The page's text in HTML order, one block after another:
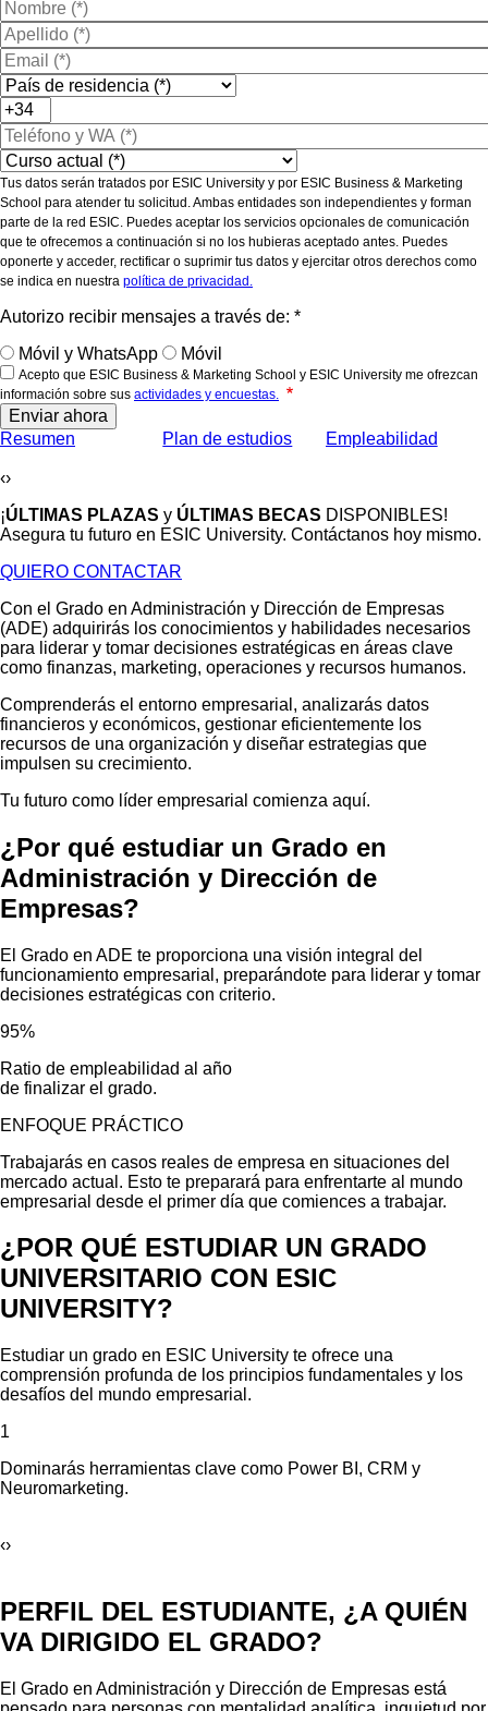
Tus datos serán tratados por ESIC University y por ESIC Business & Marketing
School para atender tu solicitud. Ambas entidades son independientes y forman
parte de la red ESIC. Puedes aceptar los servicios opcionales de comunicación
que te ofrecemos a continuación si no los hubieras aceptado antes. Puedes
oponerte y acceder, rectificar o suprimir tus datos y ejercitar otros derechos como
se indica en nuestra política de privacidad.
Autorizo recibir mensajes a través de: *
Móvil y WhatsApp
Móvil
Acepto que ESIC Business & Marketing School y ESIC University me ofrezcan
información sobre sus actividades y encuestas.
Enviar ahora
Resumen
Plan de estudios Empleabilidad
‹›
¡ÚLTIMAS PLAZAS y ÚLTIMAS BECAS DISPONIBLES!
Asegura tu futuro en ESIC University. Contáctanos hoy mismo.
QUIERO CONTACTAR
Con el Grado en Administración y Dirección de Empresas
(ADE) adquirirás los conocimientos y habilidades necesarios
para liderar y tomar decisiones estratégicas en áreas clave
como finanzas, marketing, operaciones y recursos humanos.
Comprenderás el entorno empresarial, analizarás datos
financieros y económicos, gestionar eficientemente los
recursos de una organización y diseñar estrategias que
impulsen su crecimiento.
Tu futuro como líder empresarial comienza aquí.
¿Por qué estudiar un Grado en
Administración y Dirección de
Empresas?
El Grado en ADE te proporciona una visión integral del
funcionamiento empresarial, preparándote para liderar y tomar
decisiones estratégicas con criterio.
95%
Ratio de empleabilidad al año
de finalizar el grado.
ENFOQUE PRÁCTICO
Trabajarás en casos reales de empresa en situaciones del
mercado actual. Esto te preparará para enfrentarte al mundo
empresarial desde el primer día que comiences a trabajar.
¿POR QUÉ ESTUDIAR UN GRADO
UNIVERSITARIO CON ESIC
UNIVERSITY?
Estudiar un grado en ESIC University te ofrece una
comprensión profunda de los principios fundamentales y los
desafíos del mundo empresarial.
1
Dominarás herramientas clave como Power BI, CRM y
Neuromarketing.
‹›
PERFIL DEL ESTUDIANTE, ¿A QUIÉN
VA DIRIGIDO EL GRADO?
El Grado en Administración y Dirección de Empresas está